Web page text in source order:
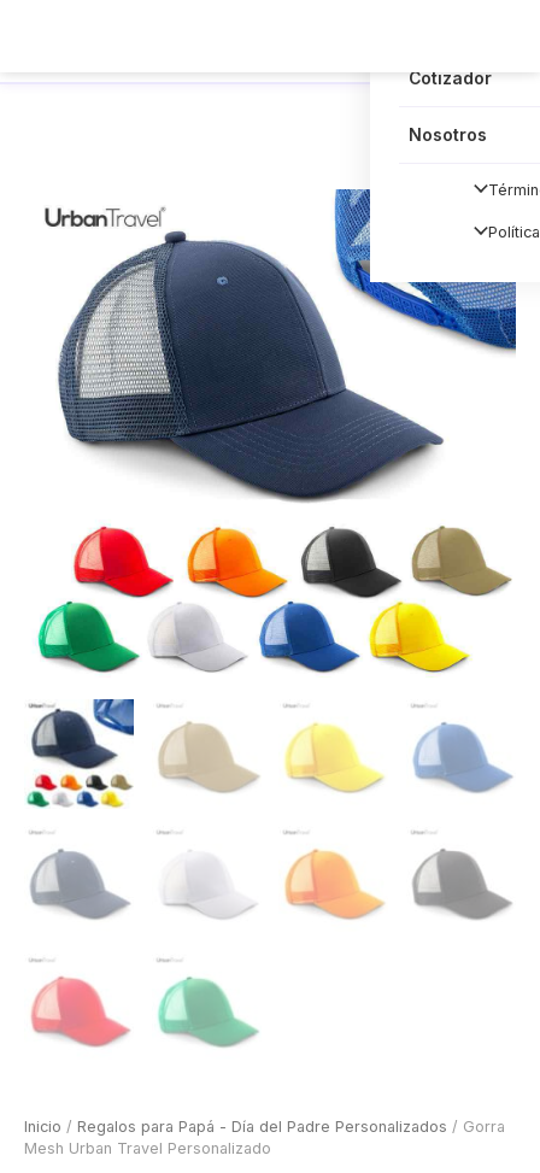
Cotizador
Nosotros
Inicio / Regalos para Papá - Día del Padre Personalizados / Gorra
Mesh Urban Travel Personalizado